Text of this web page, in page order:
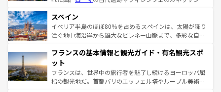
ろん、トスカーナの美しい田園風景やアマルフィ海岸の絶
景など、自然景観も見逃せない。観光の合間には、本場の
ピザやパスタなど、絶品のイタリア料理を堪能することも
ませてくれるイタリアで、忘れられない旅をしてみよう！
なお、新着のイタリア情報は
しい。
スペイン
イベリア半島のほぼ80％を占めるスペインは、太陽が降り
注ぐ地中海沿岸から雄大なピレネー山脈まで、多彩な自然
文化が根付くこの国では、情熱的なフラメンコ、熱気あふ
れる闘牛、そして美味しいタパスが生活の一部となってい
る。首都マドリードの洗練された雰囲気や、バルセロナの
アートに溢れた街角から、地方では古代ローマ遺跡や中世
フランスの基本情報と観光ガイド・有名観光スポ
ット
フランスは、世界中の旅行者を魅了し続けるヨーロッパ屈
指の観光地だ。首都パリのエッフェル塔やルーブル美術館